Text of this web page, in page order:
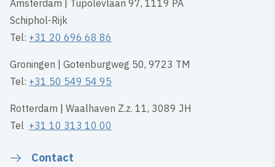
Amsterdam | Tupolevlaan 97, 1119 PA
Schiphol-Rijk
Tel: +31 20 696 68 86
Groningen | Gotenburgweg 50, 9723 TM
Tel: +31 50 549 54 95
Rotterdam | Waalhaven Z.z. 11, 3089 JH
Tel +31 10 313 10 00
Contact